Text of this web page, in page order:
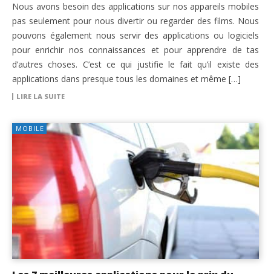
Nous avons besoin des applications sur nos appareils mobiles
pas seulement pour nous divertir ou regarder des films. Nous
pouvons également nous servir des applications ou logiciels
pour enrichir nos connaissances et pour apprendre de tas
d’autres choses. C’est ce qui justifie le fait qu’il existe des
applications dans presque tous les domaines et même […]
LIRE LA SUITE
MOBILE